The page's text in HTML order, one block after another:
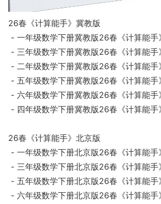
26春《计算能手》冀教版
- 一年级数学下册冀教版26春《计算能
- 三年级数学下册冀教版26春《计算能
- 二年级数学下册冀教版26春《计算能
- 五年级数学下册冀教版26春《计算能
- 六年级数学下册冀教版26春《计算能
- 四年级数学下册冀教版26春《计算能
26春《计算能手》北京版
- 一年级数学下册北京版26春《计算能
- 三年级数学下册北京版26春《计算能
- 五年级数学下册北京版26春《计算能
- 六年级数学下册北京版26春《计算能